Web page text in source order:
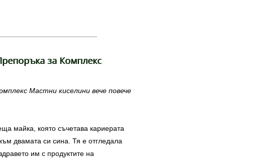
за Комплекс
Mастни киселини вече повече
майка, която съчетава кариерата
двамата си сина. Тя е отгледала
им с продуктите на